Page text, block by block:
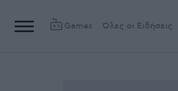
Games Όλες οι Ειδήσεις